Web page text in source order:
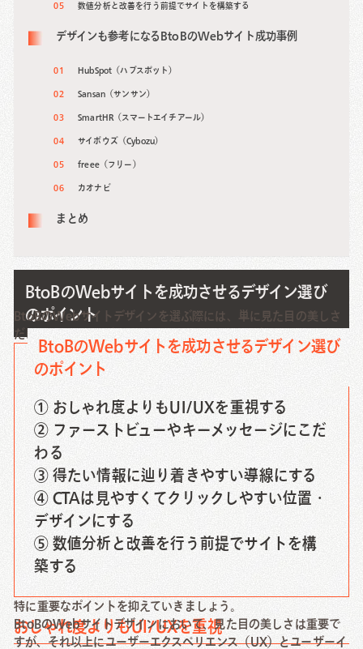
数値分析と改善を行う前提でサイトを構築する
デザインも参考になるBtoBのWebサイト成功事例
HubSpot（ハブスポット）
Sansan（サンサン）
SmartHR（スマートエイチアール）
サイボウズ（Cybozu）
freee（フリー）
カオナビ
まとめ
BtoBのWebサイトを成功させるデザイン選び
のポイント
BtoBのWebサイトデザインを選ぶ際には、単に見た目の美しさ
だけでなく、ユーザーの利便性を重視することが重要です。
BtoBのWebサイトを成功させるデザイン選び
のポイント
① おしゃれ度よりもUI/UXを重視する
② ファーストビューやキーメッセージにこだ
わる
③ 得たい情報に辿り着きやすい導線にする
④ CTAは見やすくてクリックしやすい位置・
デザインにする
⑤ 数値分析と改善を行う前提でサイトを構
築する
特に重要なポイントを抑えていきましょう。
おしゃれ度よりもUI/UXを重視
BtoBのWebサイトデザインにおいて、見た目の美しさは重要で
すが、それ以上にユーザーエクスペリエンス（UX）とユーザーイ